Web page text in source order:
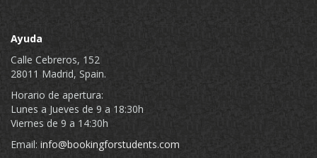
Ayuda
Calle Cebreros, 152
28011 Madrid, Spain.
Horario de apertura:
Lunes a Jueves de 9 a 18:30h
Viernes de 9 a 14:30h
Email: info@bookingforstudents.com